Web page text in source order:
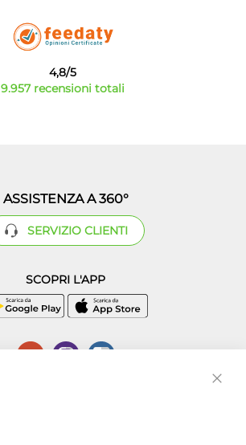
4,8/5
9.957 recensioni totali
ASSISTENZA A 360°
SERVIZIO CLIENTI
SCOPRI L'APP